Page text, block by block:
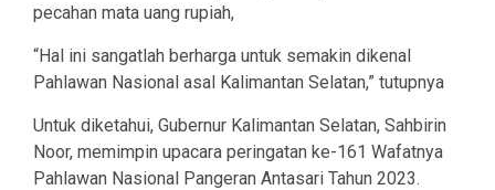
pecahan mata uang rupiah,
“Hal ini sangatlah berharga untuk semakin dikenal
Pahlawan Nasional asal Kalimantan Selatan,” tutupnya
Untuk diketahui, Gubernur Kalimantan Selatan, Sahbirin
Noor, memimpin upacara peringatan ke-161 Wafatnya
Pahlawan Nasional Pangeran Antasari Tahun 2023.